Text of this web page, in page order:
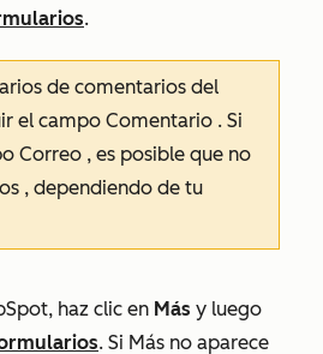
.
de comentarios del
el campo Comentario . Si
Correo , es posible que no
, dependiendo de tu
haz clic en Más y luego
. Si Más no aparece